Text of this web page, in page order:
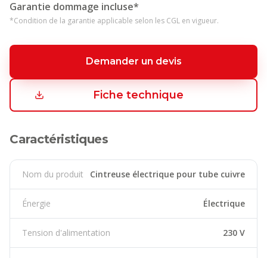
Garantie dommage incluse*
*Condition de la garantie applicable selon les CGL en vigueur.
Demander un devis
Fiche technique
Caractéristiques
Nom du produit Cintreuse électrique pour tube cuivre
Énergie Électrique
Tension d'alimentation 230 V